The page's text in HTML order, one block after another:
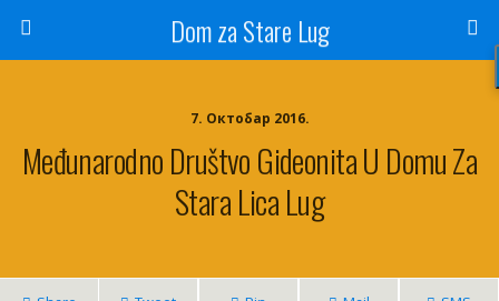
Dom za Stare Lug
7. Октобар 2016.
Međunarodno Društvo Gideonita U Domu Za
Stara Lica Lug